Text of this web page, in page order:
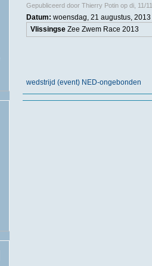
Gepubliceerd door Thierry Potinop di, 11/
Datum: woensdag, 21 augustus,
VlissingseZee Zwem Race 2013
wedstrijd (event) NED-ongebonden